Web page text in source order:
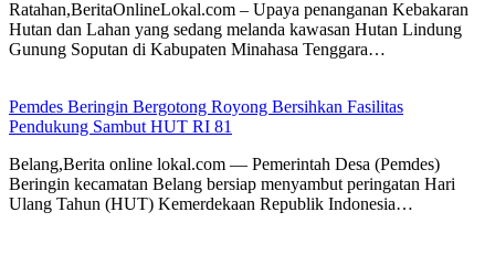
Ratahan,BeritaOnlineLokal.com – Upaya penanganan Kebakaran
Hutan dan Lahan yang sedang melanda kawasan Hutan Lindung
Gunung Soputan di Kabupaten Minahasa Tenggara…
Pemdes Beringin Bergotong Royong Bersihkan Fasilitas
Pendukung Sambut HUT RI 81
Belang,Berita online lokal.com — Pemerintah Desa (Pemdes)
Beringin kecamatan Belang bersiap menyambut peringatan Hari
Ulang Tahun (HUT) Kemerdekaan Republik Indonesia…